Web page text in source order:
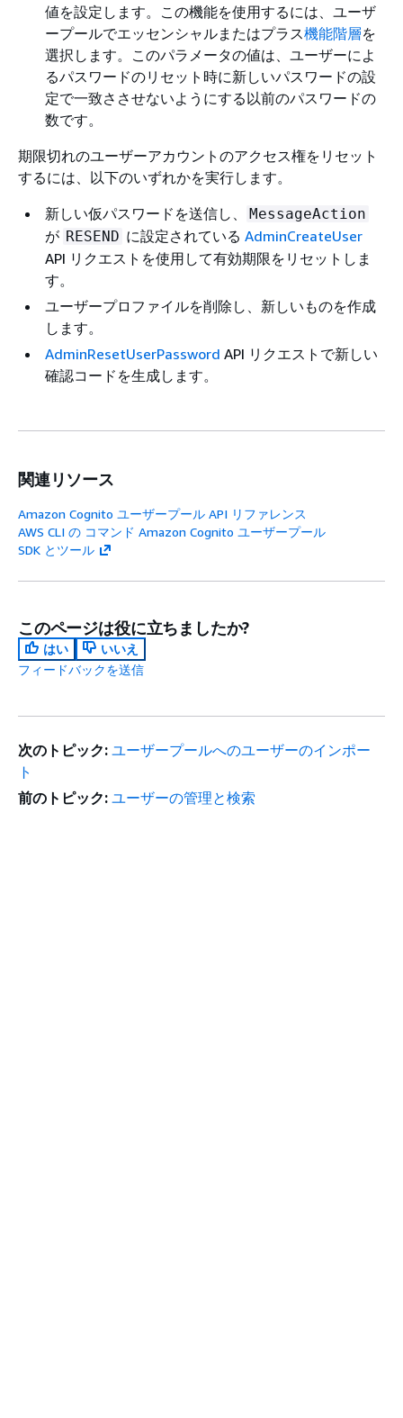
値を設定します。この機能を使用するには、ユーザ
ープールでエッセンシャルまたはプラス機能階層を
選択します。このパラメータの値は、ユーザーによ
るパスワードのリセット時に新しいパスワードの設
定で一致ささせないようにする以前のパスワードの
数です。
期限切れのユーザーアカウントのアクセス権をリセット
するには、以下のいずれかを実行します。
新しい仮パスワードを送信し、
MessageAction
が RESEND に設定されている AdminCreateUser
API リクエストを使用して有効期限をリセットしま
す。
ユーザープロファイルを削除し、新しいものを作成
します。
AdminResetUserPassword API リクエストで新しい
確認コードを生成します。
関連リソース
Amazon Cognito ユーザープール API リファレンス
AWS CLI の コマンド Amazon Cognito ユーザープール
SDK とツール
このページは役に立ちましたか?
はい
いいえ
フィードバックを送信
次のトピック: ユーザープールへのユーザーのインポー
ト
前のトピック: ユーザーの管理と検索